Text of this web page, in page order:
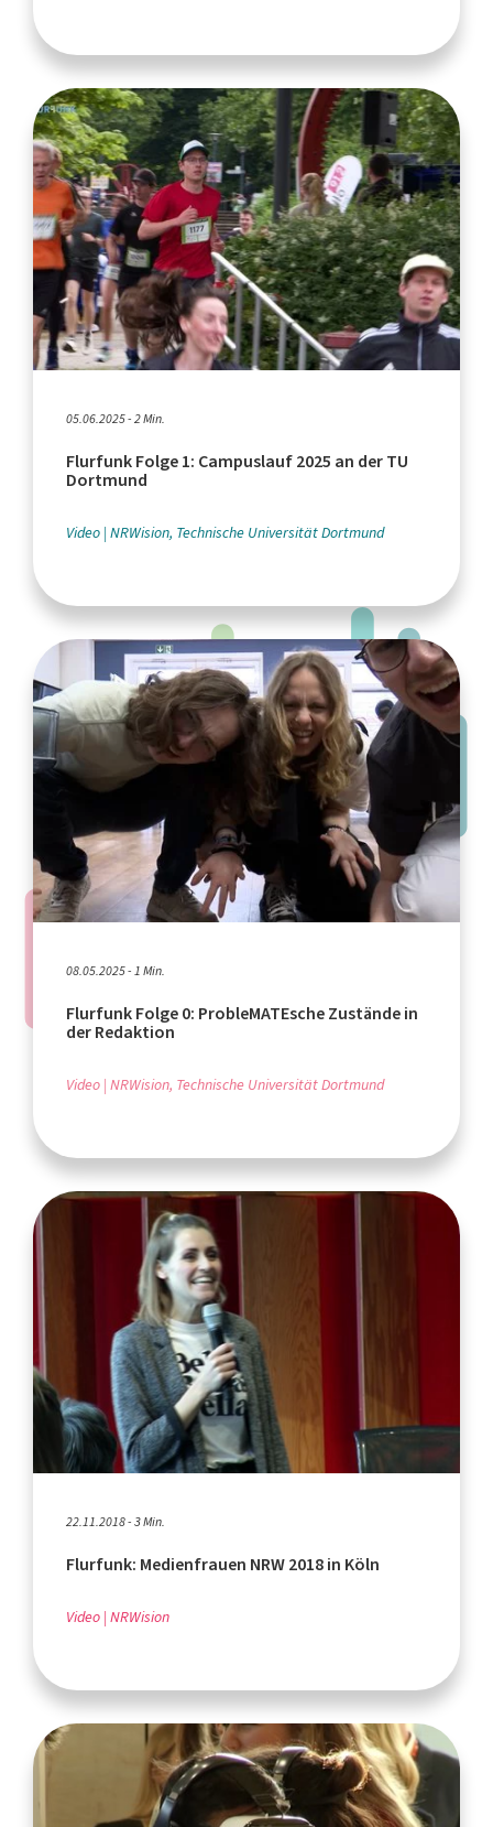
05.06.2025 - 2 Min.
Flurfunk Folge 1: Campuslauf 2025 an der TU
Dortmund
Video NRWision, Technische Universität Dortmund
08.05.2025 - 1 Min.
Flurfunk Folge 0: ProbleMATEsche Zustände in
der Redaktion
Video NRWision, Technische Universität Dortmund
22.11.2018 - 3 Min.
Flurfunk: Medienfrauen NRW 2018 in Köln
Video NRWision